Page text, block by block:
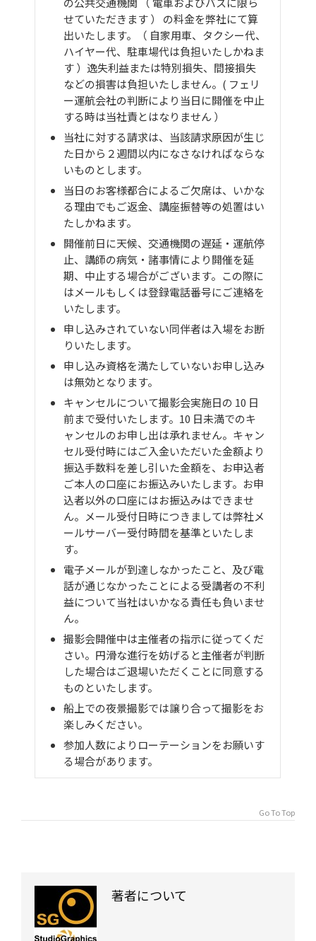
せていただきます ） の料金を弊社にて算
出いたします。（ 自家用車、タクシー代、
ハイヤー代、駐車場代は負担いたしかねま
す ）逸失利益または特別損失、間接損失
などの損害は負担いたしません。( フェリ
ー運航会社の判断により当日に開催を中止
する時は当社責とはなりません ）
当社に対する請求は、当該請求原因が生じ
た日から２週間以内になさなければならな
いものとします。
当日のお客様都合によるご欠席は、いかな
る理由でもご返金、講座振替等の処置はい
たしかねます。
開催前日に天候、交通機関の遅延・運航停
止、講師の病気・諸事情により開催を延
期、中止する場合がございます。この際に
はメールもしくは登録電話番号にご連絡を
いたします。
申し込みされていない同伴者は入場をお断
りいたします。
申し込み資格を満たしていないお申し込み
は無効となります。
キャンセルについて撮影会実施日の 10 日
前まで受付いたします。10 日未満でのキ
ャンセルのお申し出は承れません。キャン
セル受付時にはご入金いただいた金額より
振込手数料を差し引いた金額を、お申込者
ご本人の口座にお振込みいたします。お申
込者以外の口座にはお振込みはできませ
ん。メール受付日時につきましては弊社メ
ールサーバー受付時間を基準といたしま
す。
電子メールが到達しなかったこと、及び電
話が通じなかったことによる受講者の不利
益について当社はいかなる責任も負いませ
ん。
撮影会開催中は主催者の指示に従ってくだ
さい。円滑な進行を妨げると主催者が判断
した場合はご退場いただくことに同意する
ものといたします。
船上での夜景撮影では譲り合って撮影をお
楽しみください。
参加人数によりローテーションをお願いす
る場合があります。
Go To Top
著者について